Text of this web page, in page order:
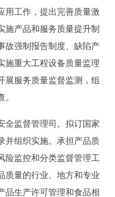
用工作，提出完善质量激
施产品和服务质量提升制
故强制报告制度、缺陷产
施重大工程设备质量监理
展服务质量监督监测，组
全监督管理司。拟订国家
并组织实施。承担产品质
险监控和分类监督管理工
质量的行业、地方和专业
品生产许可管理和食品相